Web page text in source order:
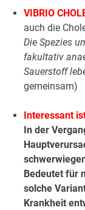
VIBRIO
auch die
Die Spezies
fakultativ
Sauerstoff
gemeinsam)
Interessant
In der
Bedeutet für
solche
Krankheit